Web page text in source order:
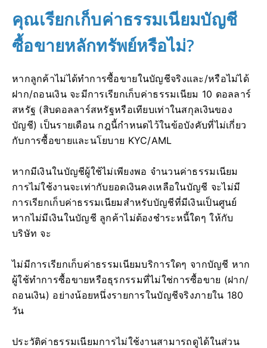
คุณเรียกเก็บค่าธรรมเนียมบัญชี
ซื้อขายหลักทรัพย์หรือไม่?
หากลูกค้าไม่ได้ทำการซื้อขายในบัญชีจริงและ/หรือไม่ได้
ฝาก/ถอนเงิน จะมีการเรียกเก็บค่าธรรมเนียม 10 ดอลลาร์
สหรัฐ (สิบดอลลาร์สหรัฐหรือเทียบเท่าในสกุลเงินของ
บัญชี) เป็นรายเดือน กฎนี้กำหนดไว้ในข้อบังคับที่ไม่เกี่ยว
กับการซื้อขายและนโยบาย KYC/AML
หากมีเงินในบัญชีผู้ใช้ไม่เพียงพอ จำนวนค่าธรรมเนียม
การไม่ใช้งานจะเท่ากับยอดเงินคงเหลือในบัญชี จะไม่มี
การเรียกเก็บค่าธรรมเนียมสำหรับบัญชีที่มีเงินเป็นศูนย์
หากไม่มีเงินในบัญชี ลูกค้าไม่ต้องชำระหนี้ใดๆ ให้กับ
บริษัท จะ
ไม่มีการเรียกเก็บค่าธรรมเนียมบริการใดๆ จากบัญชี หาก
ผู้ใช้ทำการซื้อขายหรือธุรกรรมที่ไม่ใช่การซื้อขาย (ฝาก/
ถอนเงิน) อย่างน้อยหนึ่งรายการในบัญชีจริงภายใน 180
วัน
ประวัติค่าธรรมเนียมการไม่ใช้งานสามารถดูได้ในส่วน